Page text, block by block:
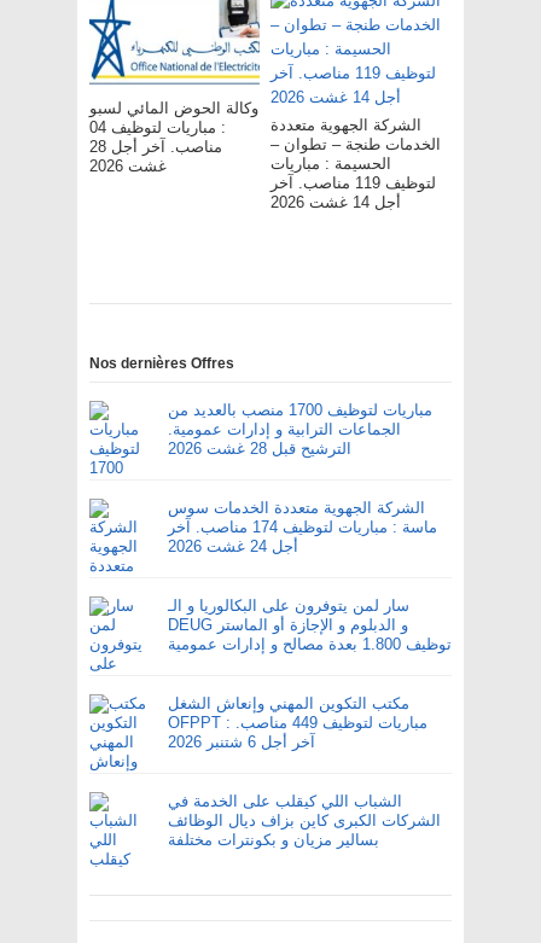
وكالة الحوض المائي لسبو
: مباريات لتوظيف 04
مناصب. آخر أجل 28
غشت 2026
الشركة الجهوية متعددة
الخدمات طنجة – تطوان –
الحسيمة : مباريات
لتوظيف 119 مناصب. آخر
أجل 14 غشت 2026
Nos dernières Offres
مباريات لتوظيف 1700 منصب بالعديد من
الجماعات الترابية و إدارات عمومية.
الترشيح قبل 28 غشت 2026
الشركة الجهوية متعددة الخدمات سوس
ماسة : مباريات لتوظيف 174 مناصب. آخر
أجل 24 غشت 2026
سار لمن يتوفرون على البكالوريا و الـ
DEUG و الدبلوم و الإجازة أو الماستر
توظيف 1.800 بعدة مصالح و إدارات عمومية
مكتب التكوين المهني وإنعاش الشغل
OFPPT : مباريات لتوظيف 449 مناصب.
آخر أجل 6 شتنبر 2026
الشباب اللي كيقلب على الخدمة في
الشركات الكبرى كاين بزاف ديال الوظائف
بسالير مزيان و بكونترات مختلفة